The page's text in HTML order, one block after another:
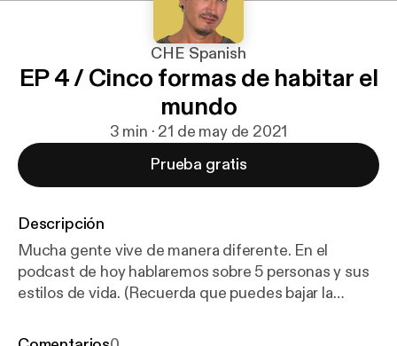
CHE Spanish
EP 4 / Cinco formas de habitar el
mundo
3 min · 21 de may de 2021
Prueba gratis
Descripción
Mucha gente vive de manera diferente. En el
podcast de hoy hablaremos sobre 5 personas y sus
estilos de vida. (Recuerda que puedes bajar la
DpYAB
[ https://bit.ly/33DpYAB